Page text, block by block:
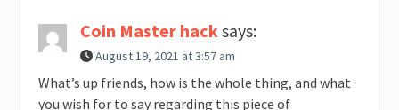
Coin Master hack says:
August 19, 2021 at 3:57 am
What’s up friends, how is the whole thing, and what
you wish for to say regarding this piece of